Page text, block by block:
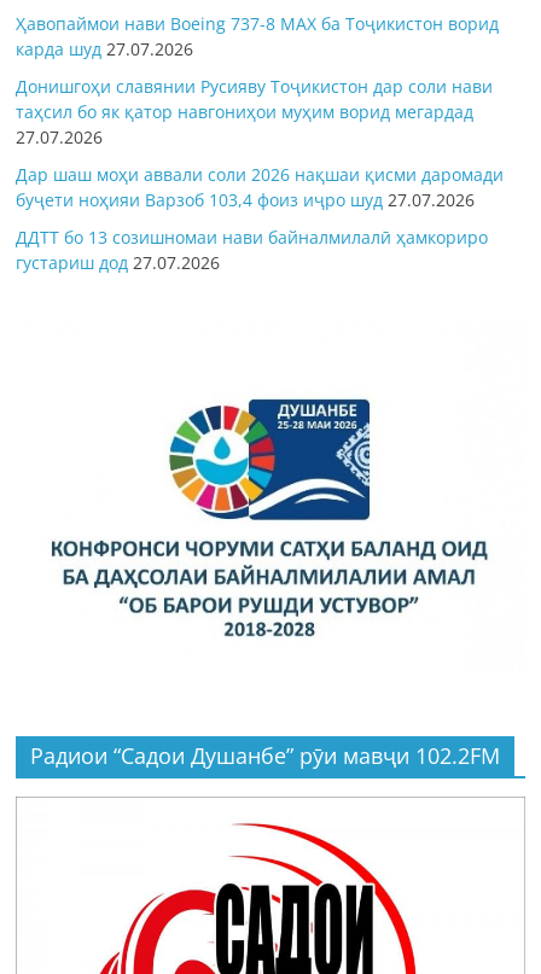
Ҳавопаймои нави Boeing 737-8 MAX ба Тоҷикистон ворид
карда шуд 27.07.2026
Донишгоҳи славянии Русияву Тоҷикистон дар соли нави
таҳсил бо як қатор навгониҳои муҳим ворид мегардад
27.07.2026
Дар шаш моҳи аввали соли 2026 нақшаи қисми даромади
буҷети ноҳияи Варзоб 103,4 фоиз иҷро шуд 27.07.2026
ДДТТ бо 13 созишномаи нави байналмилалӣ ҳамкориро
густариш дод 27.07.2026
Радиои “Садои Душанбе” рӯи мавҷи 102.2FM